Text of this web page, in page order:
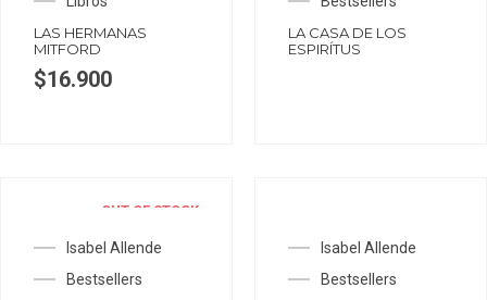
LAS HERMANAS
MITFORD
$16.900
LA CASA DE LOS
ESPIRÍTUS
OUT OF STOCK
Isabel Allende
Bestsellers
Isabel Allende
Bestsellers